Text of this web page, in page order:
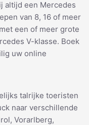
altijd een Mercedes
van 8, 16 of meer
een of meer grote
V-klasse. Boek
uw online
talrijke toeristen
naar verschillende
Vorarlberg,